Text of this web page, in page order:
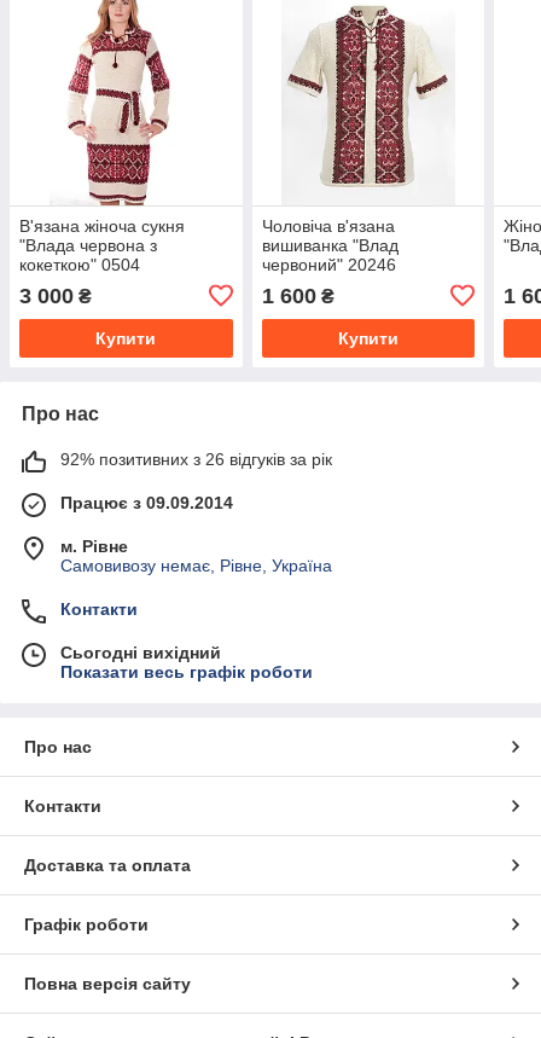
В'язана жіноча сукня
"Влада червона з
кокеткою" 0504
3 000 ₴
Купити
Чоловіча в'язана
вишиванка "Влад
червоний" 20246
1 600₴
Купити
1
Про нас
92% позитивних з 26 відгуків за рік
Працює з 09.09.2014
м. Рівне
Самовивозу немає, Рівне, Україна
Контакти
Сьогодні вихідний
Показати весь графік роботи
Про нас
Контакти
Доставка та оплата
Графік роботи
Повна версія сайту